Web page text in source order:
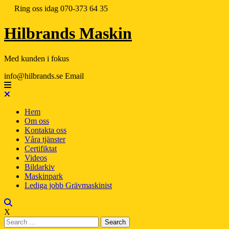
Ring oss idag 070-373 64 35
Hilbrands Maskin
Med kunden i fokus
info@hilbrands.se Email
Hem
Om oss
Kontakta oss
Våra tjänster
Certifiktat
Videos
Bildarkiv
Maskinpark
Lediga jobb Grävmaskinist
X